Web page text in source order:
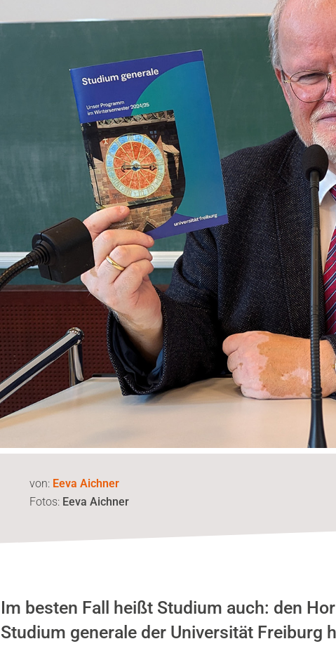
von: Eeva Aichner
Fotos: Eeva Aichner
Im besten Fall heißt Studium auch: den
Studium generale der Universität Freiburg